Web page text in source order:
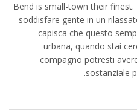
Bend is small-town their
soddisfare gente in un
capisca che questo
urbana, quando stai
compagno potresti
sostanziale